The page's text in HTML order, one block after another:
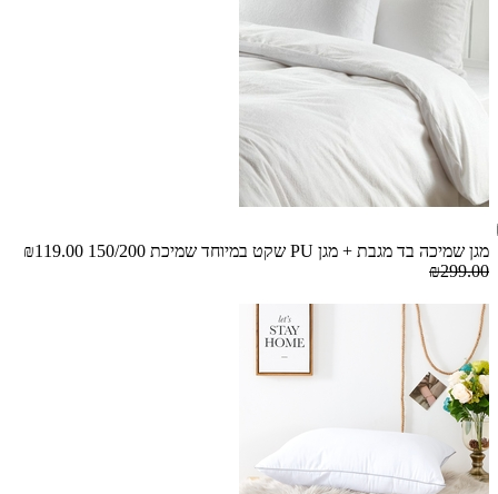
מגן שמיכה בד מגבת + מגן PU שקט במיוחד שמיכת 150/200
₪119.00
₪299.00